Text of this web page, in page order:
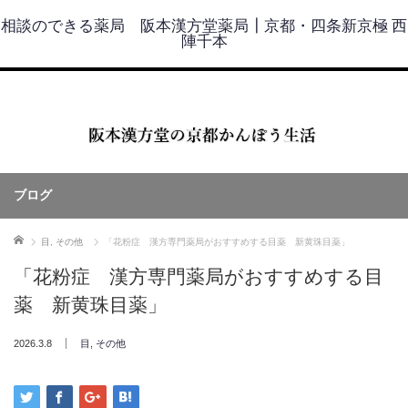
相談のできる薬局 阪本漢方堂薬局┃京都・四条新京極 西
陣千本
ブログ
ホーム 目 その他 「花粉症 漢方専門薬局がおすすめする目薬 新黄珠目薬」
「花粉症 漢方専門薬局がおすすめする目
薬 新黄珠目薬」
2026.3.8 目 その他